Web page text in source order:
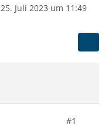
25. Juli 2023 um 11:49
#1